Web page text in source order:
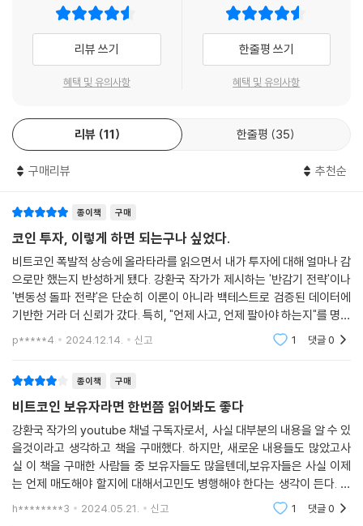
대한민국 퀀트 선구자 강환국은 다르다!!
이 책의 저자 강환국은 지난 18년간 주식, 코인 등에 투자해 왔으며 2021
년 38세의 이른 나이에 경제적 자유를 달성했다. 현재 작가, 유튜버, 강사
로 활동하고 있으며 9권의 투자 서적을 집필했다. 강환국 작가는 퀀트 투
진입장벽이 높아 일반인의 접근이 쉽지 않은 점에 주목하여 이러한 논문들
의 핵심만을 뽑아 쉽게 알려주기도 한다.
러워서 잠이 오지 않는다고 말할 정도로 저자는 이 책에서 구체적이고 실
신이 이 책에서 설명한 전략을 실전에 직접 적용한 투자 결과를 솔직하게
공개한다. 이 책에서 본인이 설명한 투자 전략에 대한 저자의 자신감을 보
여주는 대목이다.
직접 뭔가 하려 하지 말고,
검증된 투자 레시피를 선택해서 그대로 따라 해라!
이 책에서 소개하는 투자 방법은 사실 어렵지 않다. 그런데도 계속 실패하
는 이유는 진화를 거듭하면서 우리 뇌가 투자를 하면 돈을 잃도록 최적화
이 정상이고, 투자할 때마다 연전연승하는 누군가가 있다면 그 사람이야말
로 두뇌가 정상이 아닌 돌연변이다.
정상인이 투자로 돈을 벌 수 없는 이유는 ‘수익은 길게, 손실은 짧게’라는
투자의 유일한 진리를 망치는 손실 회피 편향, 처분 효과 편향 때문이다. 그
암호화폐의 변동성은 ‘양날의 검’이다. 투자자에게 큰 손실을 주기도 하지
만, 잘만 이용하면 그 어떤 자산보다 높은 수익률을 제공한다. 암호화폐가
매력적인 자산인 이유 역시 변동성에 있다. 그렇다면 암호화폐 투자에 성
공하기 위해 이 변동성을 어떻게 극복하고 활용해야 할까? 이 책에 그 해답
암호화폐에는 아직 보편적이고, 공신력 있는 투자 방법이 존 재하지 않는
다. 장기적으로 우상향할 가능성이 높은 비트코인 정도에만 DCA (Dollar
Cost Averaging)를 활용한 전략이 통용되고 있다. 이 책에서 소개하는
퀀트 투자는 객관적인 정보를 이용하고 감정 개입을 차단하는 가장 효과적
자에 최적화된 레시피를 제공한다. 리스크를 최소화하고, 리스크 대비 수
익률을 최 대화 하는 전략을 세우는 데 이 책이 큰 도움이 될 것이라고 확신
한다. 결국 투자의 핵심은 수익은 길게, 손실은 짧게 가지고 가는 것이다.
이 책을 통해서 자신만의 암호화폐 투자 레시피를 만들고 성공적인 투자를
하기를 바란다.
- 박종한 (〈박작가의 크립토연구소〉 유튜브 댜표 디지털애셋, 토큰포스트 칼럼니스트,
〈10년 후 100배 오를 암호화폐에 투자하라〉 저자)
강환국 대표님의 책은 지식을 채우는 것을 넘어 실질적인 투자 수익을 거
게 백데이터를 제공할 수 있는 사람이 몇이나 있을까 하는 감탄을 자아낼
정도 다. 수년간 강환국 대표님을 보며 배운 것이 있다면, 투자의 환경과 종
류가 끊 임없이 변해도 숫자를 읽고 추리하며 언제나 투자의 지혜를 얻어
낸다는 점이다. 독자들도 이 책의 진가를 꼭 알아봐 주시길 바라며, 급변하
는 비트코인 시 장에서 꼭 살아남는 투자자가 되셨으면 좋겠다.
리뷰 쓰기
혜택 및 유의사항
한줄평 쓰기
혜택 및 유의사항
리뷰 11 한줄평 35
구매리뷰 추천순
종이책 구매
코인 투자, 이렇게 하면 되는구나 싶었다.
비트코인 폭발적 상승에 올라타라를 읽으면서 내가 투자에 대해 얼마나 감
으로만 했는지 반성하게 됐다. 강환국 작가가 제시하는 '반감기 전략'이나
'변동성 돌파 전략'은 단순히 이론이 아니라 백테스트로 검증된 데이터에
기반한 거라 더 신뢰가 갔다. 특히, "언제 사고, 언제 팔아야 하는지"를 명확
히 알려줘서, 막연히 뉴스나 차트만 보고 결정하던 나의 투자 방식을 완전
히 바꿔야겠
p*****4 2024.12.14. 신고 1 댓글0
종이책 구매
비트코인 보유자라면 한번쯤 읽어봐도 좋다
강환국 작가의 youtube 채널 구독자로서, 사실 대부분의 내용을 알 수 있
을것이라고 생각하고 책을 구매했다. 하지만, 새로운 내용들도 많았고사
실 이 책을 구매한 사람들 중 보유자들도 많을텐데,보유자들은 사실 이제
는 언제 매도해야 할지에 대해서고민도 병행해야 한다는 생각이 든다. 많
은 매체에서비트코인 상승장에 같이 탑승해야 한다고는 하나,언제 매도해
h********3 2024.05.21. 신고 1 댓글0